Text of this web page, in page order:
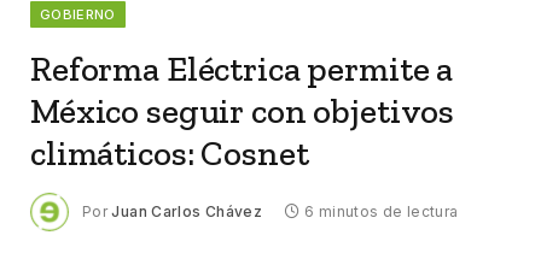
GOBIERNO
Reforma Eléctrica permite a
México seguir con objetivos
climáticos: Cosnet
Por Juan Carlos Chávez 6 minutos de lectura